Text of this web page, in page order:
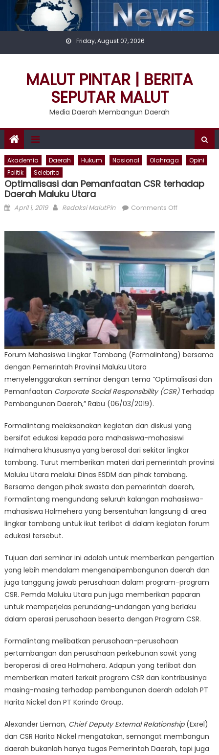
content
Friday, August 07, 2026
MALUT PINTAR | BERITA
SEPUTAR MALUT
Media Daerah Membangun Daerah
Akademia Daerah Hukum Nasional Olahraga
Opini
Politik
Selebrita
Optimalisasi dan Pemanfaatan CSR terhadap
Daerah Maluku Utara
Posted
April 1, 2019 Author
Redaksi MalutPin Comments Offon
dan
CSR
terhadap
Daerah
Maluku
Utara
Forum Mahasiswa Lingkar Tambang (Formalintang) bersama
dengan Pemerintah Provinsi Maluku Utara
menyelenggarakan seminar dengan tema “Optimalisasi dan
Pemanfaatan Corporate Social Responsibility (CSR)Terhadap
Pembangunan Daerah,” Rabu (06/03/2019).
Formalintang melaksanakan kegiatan dan diskusi yang
bersifat edukasi kepada para mahasiswa-mahasiswi
Halmahera khususnya yang berasal dari sekitar lingkar
tambang. Turut memberikan materi dari pemerintah provinsi
Maluku Utara melalui Dinas ESDM dan pihak tambang.
Bersama dengan pihak swasta dan pemerintah daerah,
Formalintang mengundang seluruh kalangan mahasiswa-
mahasiswa Halmehera yang bersentuhan langsung di area
lingkar tambang untuk ikut terlibat di dalam kegiatan forum
edukasi tersebut.
Tujuan dari seminar ini adalah untuk memberikan pengertian
yang lebih mendalam mengenaipembangunan daerah dan
juga tanggung jawab perusahaan dalam program-program
CSR. Pemda Maluku Utara pun juga memberikan paparan
untuk memperjelas perundang-undangan yang berlaku
dalam operasi perusahaan beserta dengan Program CSR.
Formalintang melibatkan perusahaan-perusahaan
pertambangan dan perusahaan perkebunan sawit yang
beroperasi di area Halmahera. Adapun yang terlibat dan
memberikan materi terkait program CSR dan kontribusinya
masing-masing terhadap pembangunan daerah adalah PT
Harita Nickel dan PT Korindo Group.
Alexander Lieman, Chief Deputy External Relationship (Exrel)
dan CSR Harita Nickel mengatakan, semangat membangun
daerah bukanlah hanya tugas Pemerintah Daerah, tapi juga